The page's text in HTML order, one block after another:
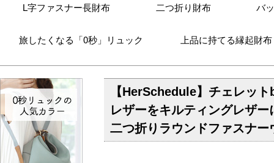
L字ファスナー長財布 二つ折り財布 バ
旅したくなる「0秒」リュック 上品に持てる縁起財布
【HerSchedule】チェレッ
レザーをキルティングレザ
二つ折りラウンドファスナ